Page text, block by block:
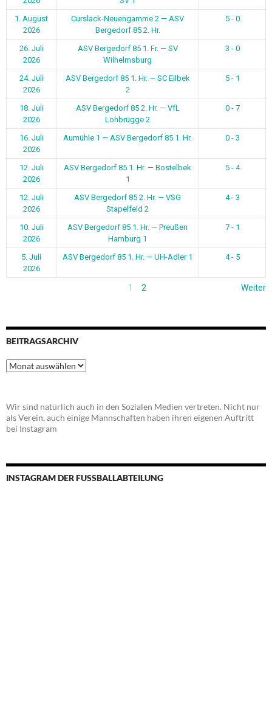
1. August
2026
Curslack-Neuengamme 2 — ASV
Bergedorf 85 2. Hr.
5 - 0
26. Juli
2026
ASV Bergedorf 85 1. Fr. — SV
Wilhelmsburg
3 - 0
24. Juli
2026
ASV Bergedorf 85 1. Hr. — SC Eilbek
2
5 - 1
18. Juli
2026
ASV Bergedorf 85 2. Hr. — VfL
Lohbrügge 2
0 - 7
16. Juli
2026
Aumühle 1 — ASV Bergedorf 85 1. Hr. 0 - 3
12. Juli
2026
ASV Bergedorf 85 1. Hr. — Bostelbek
1
5 - 4
12. Juli
2026
ASV Bergedorf 85 2. Hr. — VSG
Stapelfeld 2
4 - 3
10. Juli
2026
ASV Bergedorf 85 1. Hr. — Preußen
Hamburg 1
7 - 1
5. Juli
2026
ASV Bergedorf 85 1. Hr. — UH-Adler 1 4 - 5
1 2 Weiter
BEITRAGSARCHIV
Beitragsarchiv
Wir sind natürlich auch in den Sozialen Medien vertreten. Nicht nur
als Verein, auch einige Mannschaften haben ihren eigenen Auftritt
bei Instagram
INSTAGRAM DER FUSSBALLABTEILUNG